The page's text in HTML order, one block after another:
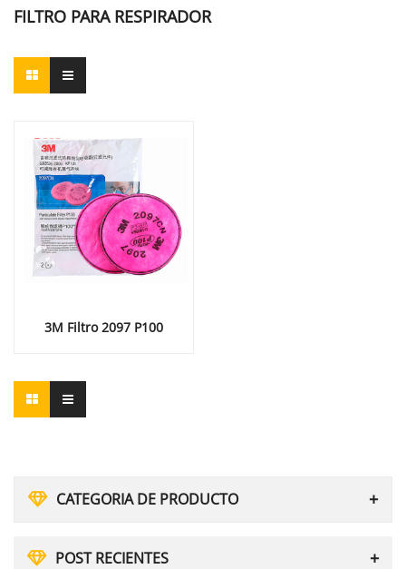
CATEGORIA DE PRODUCTO
POST RECIENTES
FILTRO PARA RESPIRADOR
3M Filtro 2097 P100